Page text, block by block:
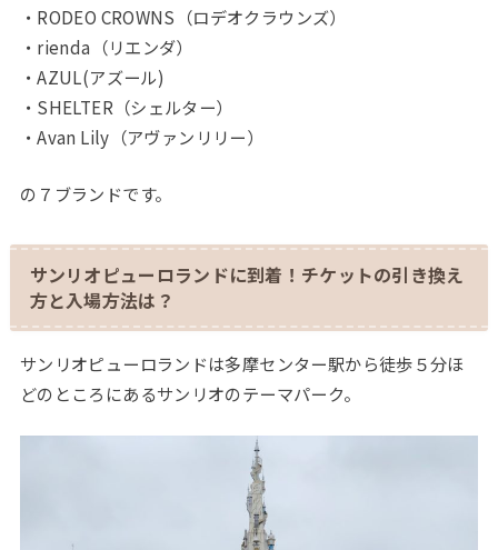
・RODEO CROWNS（ロデオクラウンズ）
・rienda（リエンダ）
・AZUL(アズール)
・SHELTER（シェルター）
・Avan Lily（アヴァンリリー）
の７ブランドです。
サンリオピューロランドに到着！チケットの引き換え
方と入場方法は？
サンリオピューロランドは多摩センター駅から徒歩５分ほ
どのところにあるサンリオのテーマパーク。